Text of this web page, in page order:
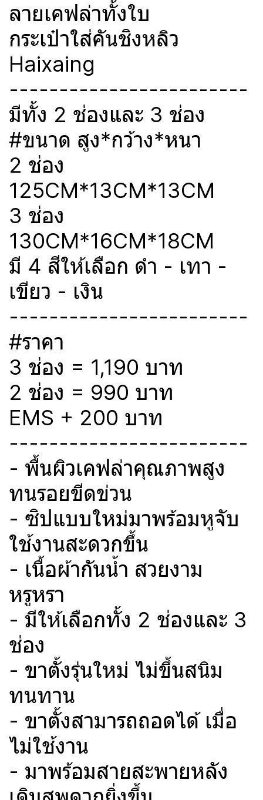
ลายเคฟล่าทั้งใบ
กระเป๋าใส่คันชิงหลิว
Haixaing
------------------------
มีทั้ง 2 ช่องและ 3 ช่อง
#ขนาด สูง*กว้าง*หนา
2 ช่อง
125CM*13CM*13CM
3 ช่อง
130CM*16CM*18CM
มี 4 สีให้เลือก ดำ - เทา -
เขียว - เงิน
------------------------
#ราคา
3 ช่อง = 1,190 บาท
2 ช่อง = 990 บาท
EMS + 200 บาท
------------------------
- พื้นผิวเคฟล่าคุณภาพสูง
ทนรอยขีดข่วน
- ซิปแบบใหม่มาพร้อมหูจับ
ใช้งานสะดวกขึ้น
- เนื้อผ้ากันน้ำ สวยงาม
หรูหรา
- มีให้เลือกทั้ง 2 ช่องและ 3
ช่อง
- ขาตั้งรุ่นใหม่ ไม่ขึ้นสนิม
ทนทาน
- ขาตั้งสามารถถอดได้ เมื่อ
ไม่ใช้งาน
- มาพร้อมสายสะพายหลัง